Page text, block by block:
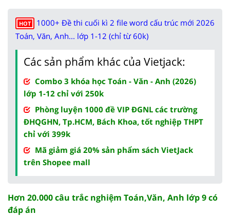
HOT
1000+ Đề thi cuối kì 2 file word cấu trúc mới 2026
Toán, Văn, Anh... lớp 1-12 (chỉ từ 60k)
Các sản phẩm khác của Vietjack:
Combo 3 khóa học Toán - Văn - Anh (2026)
lớp 1-12 chỉ với 250k
Phòng luyện 1000 đề VIP ĐGNL các trường
ĐHQGHN, Tp.HCM, Bách Khoa, tốt nghiệp THPT
chỉ với 399k
Mã giảm giá 20% sản phẩm sách VietJack
trên Shopee mall
Hơn 20.000 câu trắc nghiệm Toán,Văn, Anh lớp 9 có
đáp án